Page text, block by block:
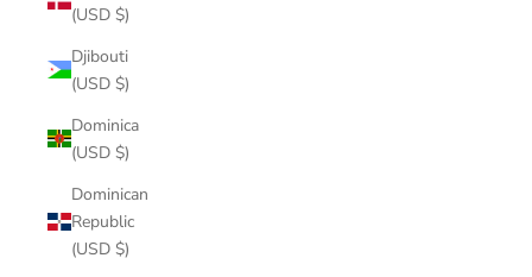
(USD $)
Djibouti
(USD $)
Dominica
(USD $)
Dominican
Republic
(USD $)